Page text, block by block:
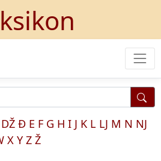
DŽ Đ E F G H I J K L LJ M N NJ
X Y Z Ž